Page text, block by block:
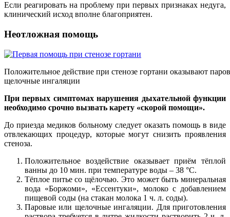
Если реагировать на проблему при первых признаках недуга,
клинический исход вполне благоприятен.
Неотложная помощь
Положительное действие при стенозе гортани оказывают
щелочные ингаляции
При первых симптомах нарушения дыхательной функции
необходимо срочно вызвать карету «скорой помощи».
До приезда медиков больному следует оказать помощь в виде
отвлекающих процедур, которые могут снизить проявления
стеноза.
Положительное воздействие оказывает приём тёплой
ванны до 10 мин. при температуре воды – 38 °С.
Тёплое питье со щёлочью. Это может быть минеральная
вода «Боржоми», «Ессентуки», молоко с добавлением
пищевой соды (на стакан молока 1 ч. л. соды).
Паровые или щелочные ингаляции. Для приготовления